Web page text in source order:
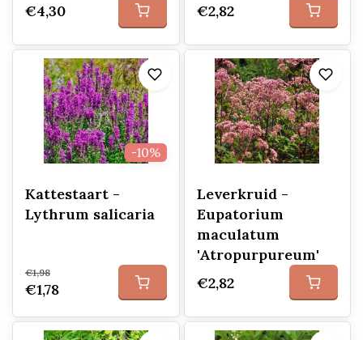
€4,30
€2,82
-10%
Kattestaart -
Lythrum salicaria
€1,98
€1,78
Leverkruid -
Eupatorium
maculatum
'Atropurpureum'
€2,82